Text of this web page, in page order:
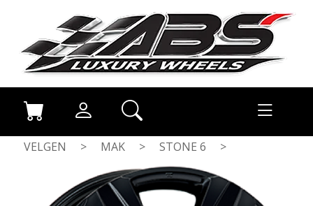
VELGEN > MAK > STONE 6
>